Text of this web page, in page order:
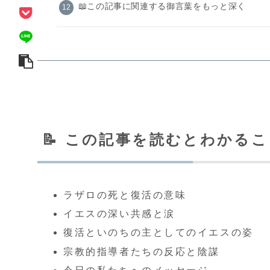
📖この記事に関連する御言葉をもっと深く
📝 この記事を読むとわかる
ラザロの死と復活の意味
イエスの深い共感と涙
復活といのちの主としてのイエスの姿
宗教的指導者たちの反応と陰謀